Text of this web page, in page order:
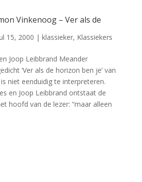
Vinkenoog – Ver als de
15, 2000 | klassieker, Klassiekers
Joop Leibbrand Meander
‘Ver als de horizon ben je’ van
niet eenduidig te interpreteren.
en Joop Leibbrand ontstaat de
hoofd van de lezer: “maar alleen